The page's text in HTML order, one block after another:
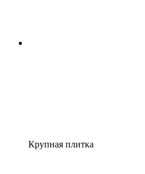
Крупная плитка